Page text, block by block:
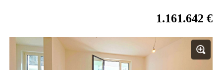
Widerruf
1.161.642 €